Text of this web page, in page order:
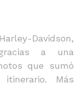
Davidson,
a una
que sumó
Más